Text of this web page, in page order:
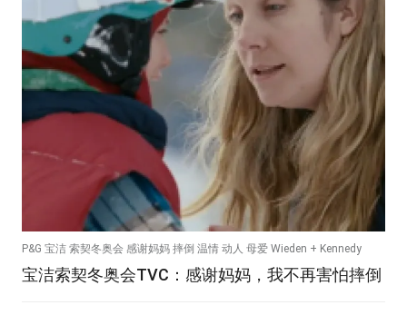
P&G 宝洁 索契冬奥会 感谢妈妈 摔倒 温情 动人 母爱 Wieden + Kennedy
宝洁索契冬奥会TVC：感谢妈妈，我不再害怕摔倒